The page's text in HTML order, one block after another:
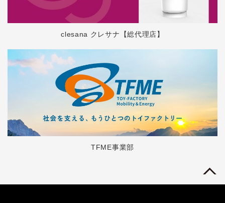
clesana クレサナ【総代理店】
TFME事業部